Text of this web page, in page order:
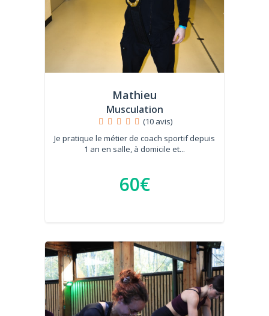
Mathieu
Musculation
(10 avis)
Je pratique le métier de coach sportif depuis
1 an en salle, à domicile et...
60€